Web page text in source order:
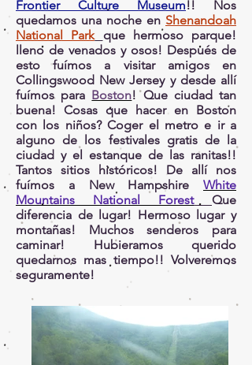
Frontier Culture Museum!! Nos
quedamos una noche en Shenandoah
National Park que hermoso parque!
lleno de venados y osos! Después de
esto fuímos a visitar amigos en
Collingswood New Jersey y desde allí
fuímos para Boston! Que ciudad tan
buena! Cosas que hacer en Boston
con los niños? Coger el metro e ir a
alguno de los festivales gratis de la
ciudad y el estanque de las ranitas!!
Tantos sitios históricos! De allí nos
fuímos a New Hampshire White
Mountains National Forest
Que
diferencia de lugar! Hermoso lugar y
montañas! Muchos senderos para
caminar! Hubieramos querido
quedarnos mas tiempo!! Volveremos
seguramente!